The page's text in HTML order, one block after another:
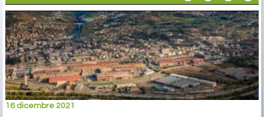
16 dicembre 2021